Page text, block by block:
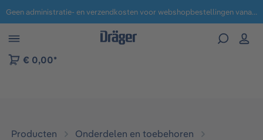
naar navigatie B2B-platform Geen administratie- en verzendkosten voor webshopbestellingen vanaf € 100,-.
€ 0,00*
Producten
Onderdelen en toebehoren